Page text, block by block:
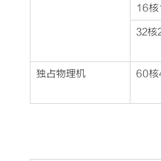
16
32核
独占物理机 60